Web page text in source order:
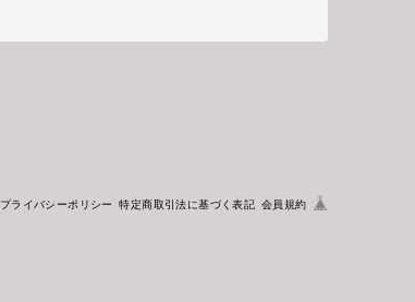
プライバシーポリシー 特定商取引法に基づく表記 会員規約